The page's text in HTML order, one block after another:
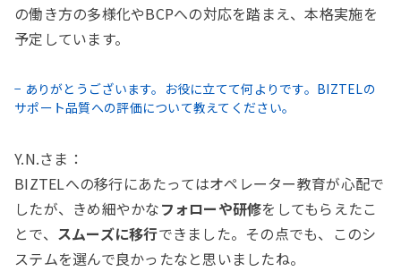
の働き方の多様化やBCPへの対応を踏まえ、本格実施を
予定しています。
− ありがとうございます。お役に立てて何よりです。BIZTELの
サポート品質への評価について教えてください。
Y.N.さま：
BIZTELへの移行にあたってはオペレーター教育が心配で
したが、きめ細やかなフォローや研修をしてもらえたこ
とで、 スムーズに移行できました。その点でも、このシ
ステムを選んで良かったなと思いましたね。